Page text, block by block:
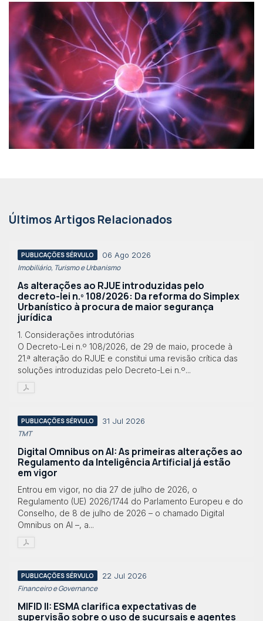
Últimos Artigos Relacionados
PUBLICAÇÕES SÉRVULO 06 Ago 2026
Imobiliário, Turismo e Urbanismo
As alterações ao RJUE introduzidas pelo
decreto-lei n.º 108/2026: Da reforma do Simplex
Urbanístico à procura de maior segurança
jurídica
1. Considerações introdutórias
O Decreto-Lei n.º 108/2026, de 29 de maio, procede à
21.ª alteração do RJUE e constitui uma revisão crítica das
soluções introduzidas pelo Decreto-Lei n.º...
PUBLICAÇÕES SÉRVULO 31 Jul 2026
TMT
Digital Omnibus on AI: As primeiras alterações ao
Regulamento da Inteligência Artificial já estão
em vigor
Entrou em vigor, no dia 27 de julho de 2026, o
Regulamento (UE) 2026/1744 do Parlamento Europeu e do
Conselho, de 8 de julho de 2026 – o chamado Digital
Omnibus on AI –, a...
PUBLICAÇÕES SÉRVULO 22 Jul 2026
Financeiro e Governance
MIFID II: ESMA clarifica expectativas de
supervisão sobre o uso de sucursais e agentes